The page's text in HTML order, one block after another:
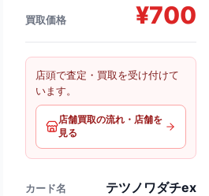
買取価格 ¥700
店頭で査定・買取を受け付けて
います。
店舗買取の流れ・店舗を
見る
カード名 テツノワダチex